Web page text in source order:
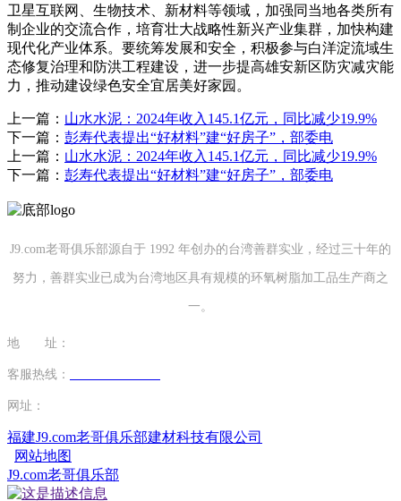
卫星互联网、生物技术、新材料等领域，加强同当地各类所有
制企业的交流合作，培育壮大战略性新兴产业集群，加快构建
现代化产业体系。要统筹发展和安全，积极参与白洋淀流域生
态修复治理和防洪工程建设，进一步提高雄安新区防灾减灾能
力，推动建设绿色安全宜居美好家园。
上一篇： 山水水泥：2024年收入145.1亿元，同比减少19.9%
下一篇： 彭寿代表提出“好材料”建“好房子”，部委电
上一篇： 山水水泥：2024年收入145.1亿元，同比减少19.9%
下一篇： 彭寿代表提出“好材料”建“好房子”，部委电
J9.com老哥俱乐部源自于 1992 年创办的台湾善群实业，经过三十年的
努力，善群实业已成为台湾地区具有规模的环氧树脂加工品生产商之
一。
地 址：
客服热线：
网址：
福建J9.com老哥俱乐部建材科技有限公司
网站地图
J9.com老哥俱乐部